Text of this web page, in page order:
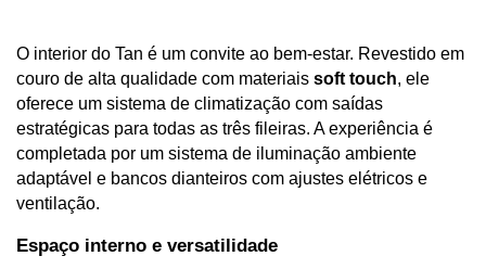
O interior do Tan é um convite ao bem-estar. Revestido em
couro de alta qualidade com materiais soft touch, ele
oferece um sistema de climatização com saídas
estratégicas para todas as três fileiras. A experiência é
completada por um sistema de iluminação ambiente
adaptável e bancos dianteiros com ajustes elétricos e
ventilação.
Espaço interno e versatilidade